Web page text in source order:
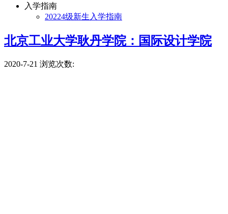
入学指南
20224级新生入学指南
北京工业大学耿丹学院：国际设计学院
2020-7-21 浏览次数: